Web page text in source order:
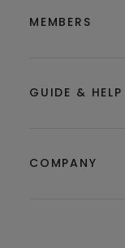
MEMBERS
GUIDE & HELP
COMPANY